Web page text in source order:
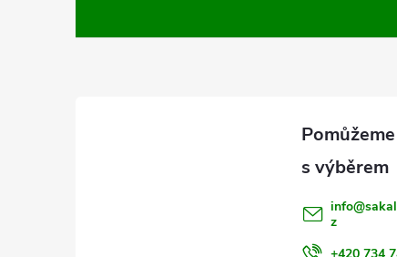
info@
z
+420 734